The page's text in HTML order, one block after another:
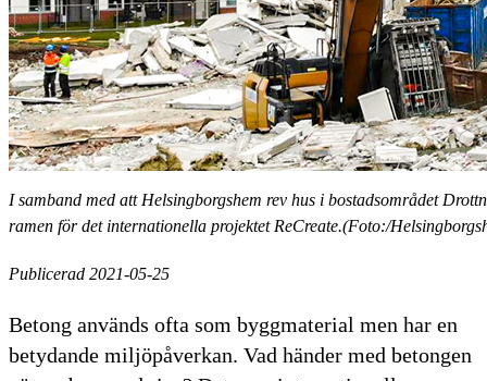
I samband med att Helsingborgshem rev hus i bostadsområdet
ramen för det internationella projektet ReCreate.(Foto:/
Publicerad 2021-05-25
Betong används ofta som byggmaterial men har en
betydande miljöpåverkan. Vad händer med betongen